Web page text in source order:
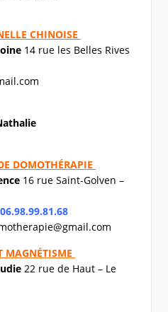
CHINOISE
14 rue les Belles Rives
DOMOTHÉRAPIE
16 rue Saint-Golven –
MAGNÉTISME
22 rue de Haut – Le